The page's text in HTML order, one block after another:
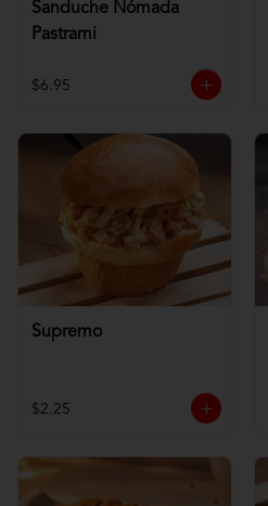
Sanduche Nómada
Pastrami
$6.95
Supremo
$2.25